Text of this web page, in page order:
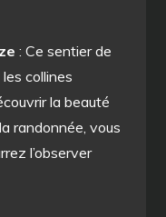
: Ce sentier de
collines
la beauté
randonnée, vous
l’observer